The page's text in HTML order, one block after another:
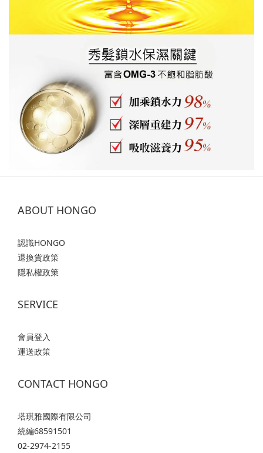
ABOUT HONGO
認識HONGO
退換貨政策
隱私權政策
SERVICE
會員登入
運送政策
CONTACT HONGO
塔琪雅國際有限公司
統編68591501
02-2974-2155